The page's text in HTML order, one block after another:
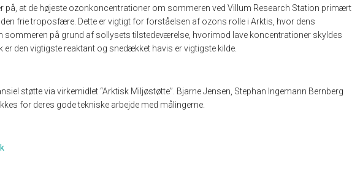
på, at de højeste ozonkoncentrationer om sommeren ved Villum Research Station primært
frie troposfære. Dette er vigtigt for forståelsen af ozons rolle i Arktis, hvor dens
sommeren på grund af sollysets tilstedeværelse, hvorimod lave koncentrationer skyldes
er den vigtigste reaktant og snedækket havis er vigtigste kilde.
støtte via virkemidlet “Arktisk Miljøstøtte”. Bjarne Jensen, Stephan Ingemann Bernberg
for deres gode tekniske arbejde med målingerne.